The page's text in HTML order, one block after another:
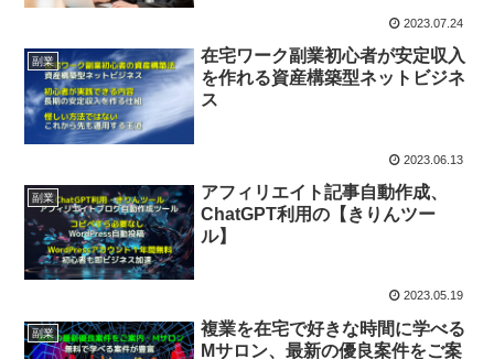
2023.07.24
副業
在宅ワーク副業初心者が安定収入
を作れる資産構築型ネットビジネ
ス
2023.06.13
副業
アフィリエイト記事自動作成、
ChatGPT利用の【きりんツー
ル】
2023.05.19
副業
複業を在宅で好きな時間に学べる
Mサロン、最新の優良案件をご案